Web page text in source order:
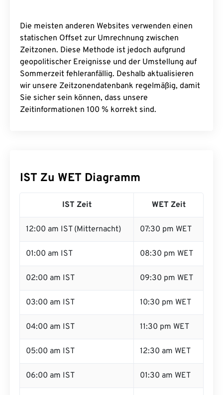
Die meisten anderen Websites verwenden einen
statischen Offset zur Umrechnung zwischen
Zeitzonen. Diese Methode ist jedoch aufgrund
geopolitischer Ereignisse und der Umstellung auf
Sommerzeit fehleranfällig. Deshalb aktualisieren
wir unsere Zeitzonendatenbank regelmäßig, damit
Sie sicher sein können, dass unsere
Zeitinformationen 100 % korrekt sind.
IST Zu WET Diagramm
IST Zeit WET Zeit
12:00 am IST (Mitternacht) 07:30 pm WET
01:00 am IST 08:30 pm WET
02:00 am IST 09:30 pm WET
03:00 am IST 10:30 pm WET
04:00 am IST 11:30 pm WET
05:00 am IST 12:30 am WET
06:00 am IST 01:30 am WET